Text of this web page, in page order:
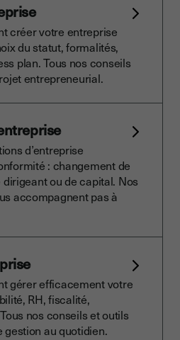
créer votre entreprise
du statut, formalités,
plan. Tous nos conseils
entrepreneurial.
d’entreprise
: changement de
ou de capital. Nos
accompagnent pas à
gérer efficacement votre
RH, fiscalité,
nos conseils et outils
au quotidien.